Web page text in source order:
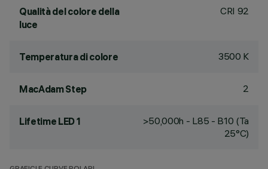
Qualità del colore della
luce
CRI 92
Temperatura di colore 3500 K
MacAdam Step 2
Lifetime LED 1
>50,000h - L85 - B10 (Ta
25°C)